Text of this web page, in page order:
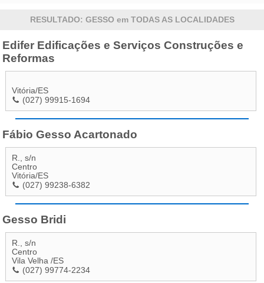
RESULTADO: GESSO em TODAS AS LOCALIDADES
Edifer Edificações e Serviços Construções e
Reformas
Vitória/ES
(027) 99915-1694
Fábio Gesso Acartonado
R., s/n
Centro
Vitória/ES
(027) 99238-6382
Gesso Bridi
R., s/n
Centro
Vila Velha /ES
(027) 99774-2234